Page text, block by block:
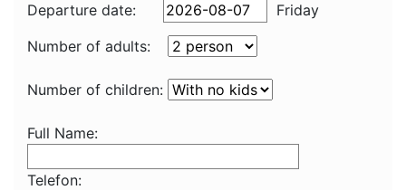
Departure date:
Friday
Number of adults:
Number of children:
Full Name:
Telefon: